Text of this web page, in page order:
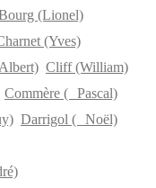
(Lionel)
(Yves)
Cliff (William)
Commère ( Pascal)
Darrigol ( Noël)